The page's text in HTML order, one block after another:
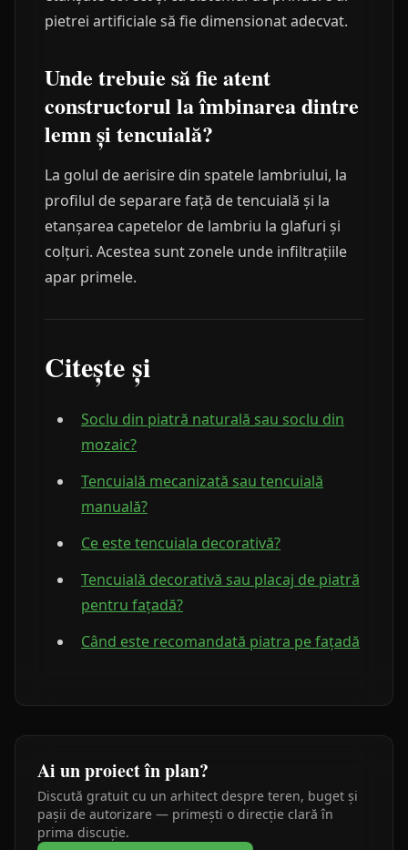
pietrei artificiale să fie dimensionat adecvat.
Unde trebuie să fie atent
constructorul la îmbinarea dintre
lemn și tencuială?
La golul de aerisire din spatele lambriului, la
profilul de separare față de tencuială și la
etanșarea capetelor de lambriu la glafuri și
colțuri. Acestea sunt zonele unde infiltrațiile
apar primele.
Citește și
Soclu din piatră naturală sau soclu din
mozaic?
Tencuială mecanizată sau tencuială
manuală?
Ce este tencuiala decorativă?
Tencuială decorativă sau placaj de piatră
pentru fațadă?
Când este recomandată piatra pe fațadă
Ai un proiect în plan?
Discută gratuit cu un arhitect despre teren, buget și
pașii de autorizare — primești o direcție clară în
prima discuție.